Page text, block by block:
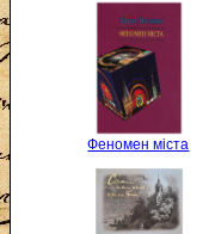
Феномен міста